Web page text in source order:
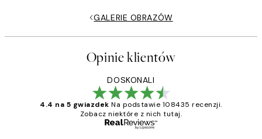
GALERIE OBRAZÓW
Opinie klientów
DOSKONALI
4.4 na 5 gwiazdek Na podstawie 108435 recenzji.
Zobacz niektóre z nich tutaj.